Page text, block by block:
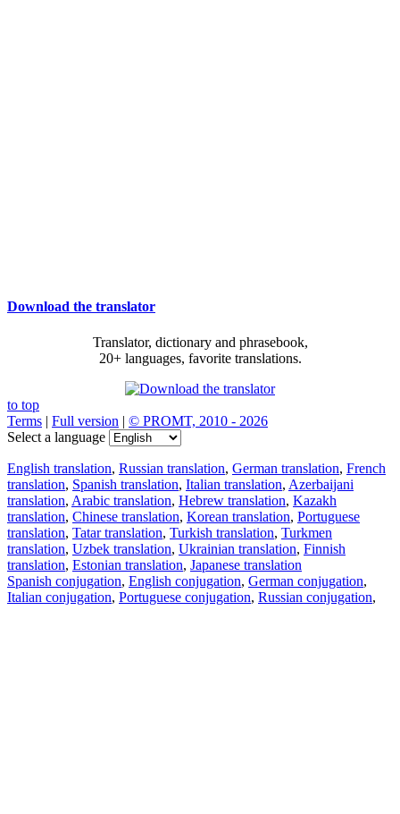
Download the translator
Translator, dictionary and phrasebook,
20+ languages, favorite translations.
to top
Terms | Full version | © PROMT, 2010 - 2026
Select a language
English translation, Russian translation, German translation, French
translation, Spanish translation, Italian translation, Azerbaijani
translation, Arabic translation, Hebrew translation, Kazakh
translation, Chinese translation, Korean translation, Portuguese
translation, Tatar translation, Turkish translation, Turkmen
translation, Uzbek translation, Ukrainian translation, Finnish
translation, Estonian translation, Japanese translation
Spanish conjugation, English conjugation, German conjugation,
Italian conjugation, Portuguese conjugation, Russian conjugation,